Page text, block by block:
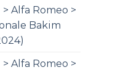
Alfa Romeo >
Bakim
Alfa Romeo >